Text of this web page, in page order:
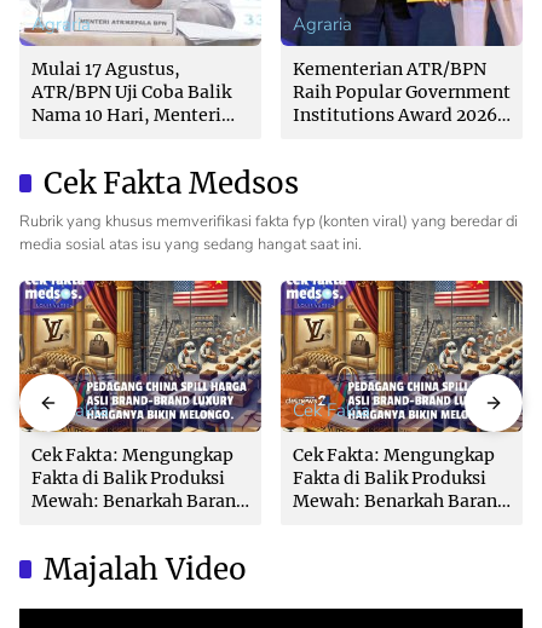
Agraria
Mulai 17 Agustus,
ATR/BPN Uji Coba Balik
Nama 10 Hari, Menteri
Agraria
Kementerian ATR/BPN
Raih Popular Government
Institutions Award 2026
Cek Fakta Medsos
Rubrik yang khusus memverifikasi fakta fyp (konten viral) yang beredar di
media sosial atas isu yang sedang hangat saat ini.
Cek Fakta
Cek Fakta: Mengungkap
Fakta di Balik Produksi
Mewah: Benarkah Barang
Cek Fakta
Cek Fakta: Mengungkap
Fakta di Balik Produksi
Mewah: Benarkah Barang
Majalah Video